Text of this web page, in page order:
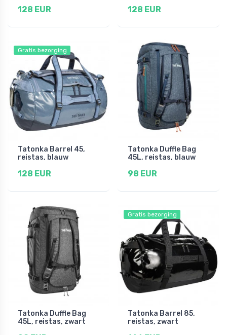
128 EUR 128 EUR
Gratis bezorging
Tatonka Barrel 45,
reistas, blauw
128 EUR
Tatonka Duffle Bag
45L, reistas, blauw
98 EUR
Tatonka Duffle Bag
45L, reistas, zwart
Gratis bezorging
Tatonka Barrel 85,
reistas, zwart